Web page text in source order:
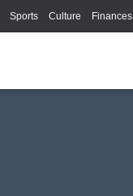
Sports Culture Finances